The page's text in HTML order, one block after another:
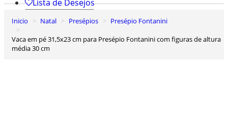
Lista de Desejos
Inicio Natal Presépios
Presépio Fontanini
Vaca em pé 31,5x23 cm para Presépio Fontanini com figuras de altura
média 30 cm